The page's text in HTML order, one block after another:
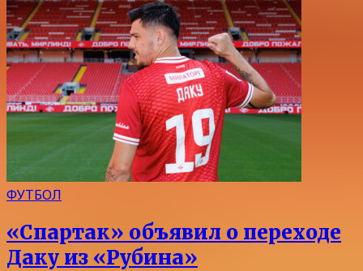
ФУТБОЛ
«Спартак» объявил о переходе
Даку из «Рубина»